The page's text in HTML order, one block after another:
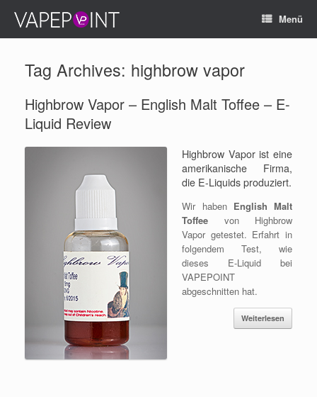
Menü
Tag Archives: highbrow vapor
Highbrow Vapor – English Malt Toffee – E-
Liquid Review
Highbrow Vapor ist eine
amerikanische Firma,
die E-Liquids produziert.
Wir haben English Malt
Toffee von Highbrow
Vapor getestet. Erfahrt in
folgendem Test, wie
dieses E-Liquid bei
VAPEPOINT
abgeschnitten hat.
Weiterlesen